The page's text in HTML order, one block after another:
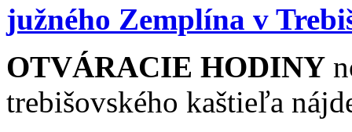
južného Zemplína v
OTVÁRACIE HODINY
trebišovského kaštieľa